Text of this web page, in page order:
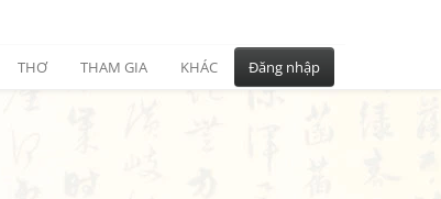
THƠ THAM GIA KHÁC Đăng nhập